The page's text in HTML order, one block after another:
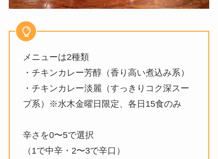
メニューは2種類
・チキンカレー芳醇（香り高い煮込み系）
・チキンカレー淡麗（すっきりコク深スー
プ系）※水木金曜日限定、各日15食のみ
辛さを0〜5で選択
（1で中辛・2〜3で辛口）